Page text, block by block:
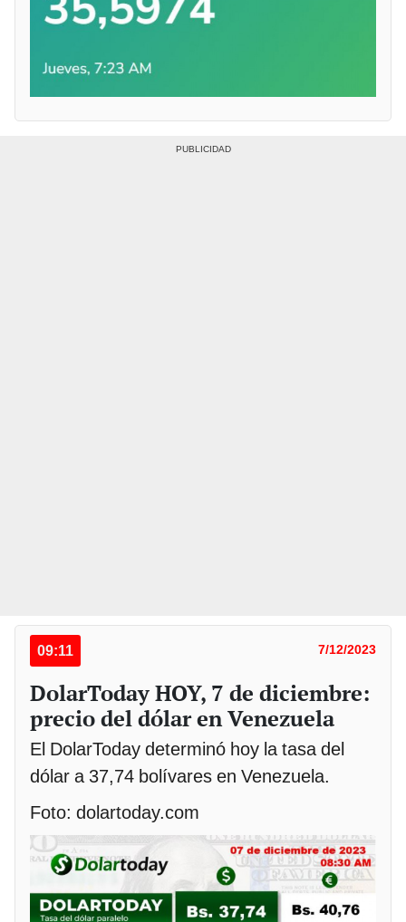
09:11 7/12/2023
DolarToday HOY, 7 de diciembre:
precio del dólar en Venezuela
El DolarToday determinó hoy la tasa del
dólar a 37,74 bolívares en Venezuela.
Foto: dolartoday.com